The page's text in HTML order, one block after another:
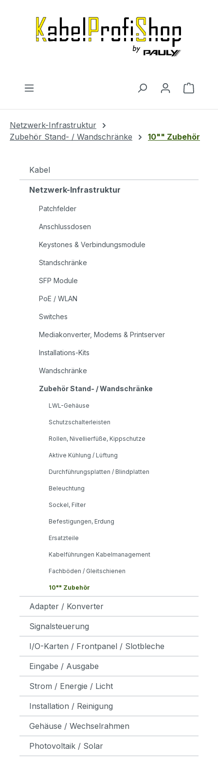
Netzwerk-Infrastruktur
Zubehör Stand- / Wandschränke
10"" Zubehör
Kabel
Netzwerk-Infrastruktur
Patchfelder
Anschlussdosen
Keystones & Verbindungsmodule
Standschränke
SFP Module
PoE / WLAN
Switches
Mediakonverter, Modems & Printserver
Installations-Kits
Wandschränke
Zubehör Stand- / Wandschränke
LWL-Gehäuse
Schutzschalterleisten
Rollen, Nivellierfüße, Kippschutze
Aktive Kühlung / Lüftung
Durchführungsplatten / Blindplatten
Beleuchtung
Sockel, Filter
Befestigungen, Erdung
Ersatzteile
Kabelführungen Kabelmanagement
Fachböden / Gleitschienen
10"" Zubehör
Adapter / Konverter
Signalsteuerung
I/O-Karten / Frontpanel / Slotbleche
Eingabe / Ausgabe
Strom / Energie / Licht
Installation / Reinigung
Gehäuse / Wechselrahmen
Photovoltaik / Solar